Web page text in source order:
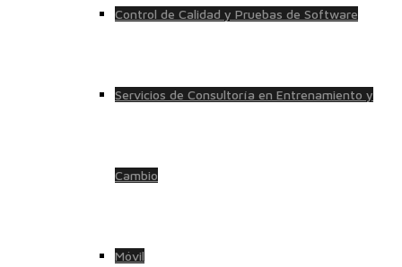
Control de Calidad y Pruebas de Software
Servicios de Consultoría en Entrenamiento y
Cambio
Móvil